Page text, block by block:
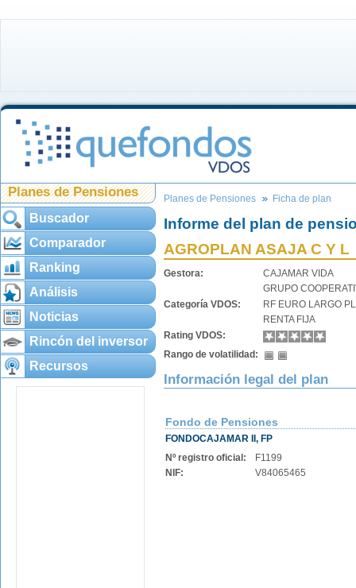
Planes de Pensiones
Buscador
Comparador
Ranking
Análisis
Noticias
Rincón del inversor
Recursos
Planes de Pensiones Ficha de plan
Informe del plan de
AGROPLAN ASAJA C Y L
Gestora:
CAJAMAR VIDA
GRUPO
Categoría VDOS:
RF EURO LARGO
RENTA FIJA
Rating VDOS:
Rango de volatilidad:
Información legal del plan
Fondo de Pensiones
FONDOCAJAMAR II, FP
Nº registro oficial:
F1199
NIF:
V84065465